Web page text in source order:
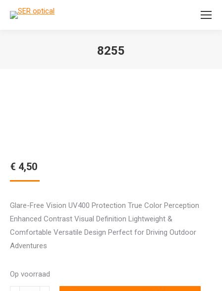
Search:
8255
€ 4,50
Glare-Free Vision UV400 Protection True Color Perception
Enhanced Contrast Visual Definition Lightweight &
Comfortable Versatile Design Perfect for Driving Outdoor
Adventures
Op voorraad